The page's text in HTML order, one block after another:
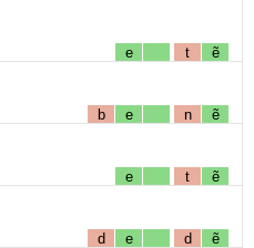
e t ẽ
b e n ẽ
e t ẽ
d e d ẽ